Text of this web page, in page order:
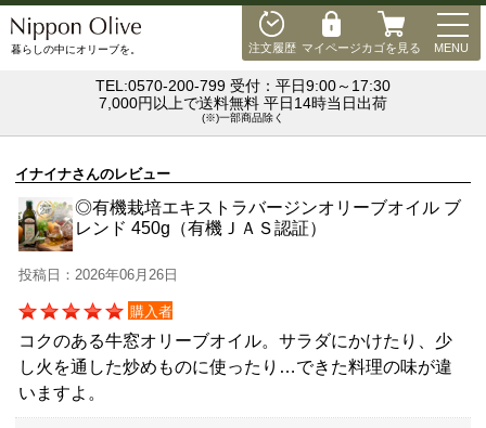
注文履歴 マイページカゴを見る MENU
暮らしの中にオリーブを。
TEL:0570-200-799 受付：平日9:00～17:30
7,000円以上で送料無料 平日14時当日出荷
(※)一部商品除く
イナイナさんのレビュー
◎有機栽培エキストラバージンオリーブオイル ブ
レンド 450g（有機ＪＡＳ認証）
投稿日：2026年06月26日
購入者
コクのある牛窓オリーブオイル。サラダにかけたり、少
し火を通した炒めものに使ったり…できた料理の味が違
いますよ。